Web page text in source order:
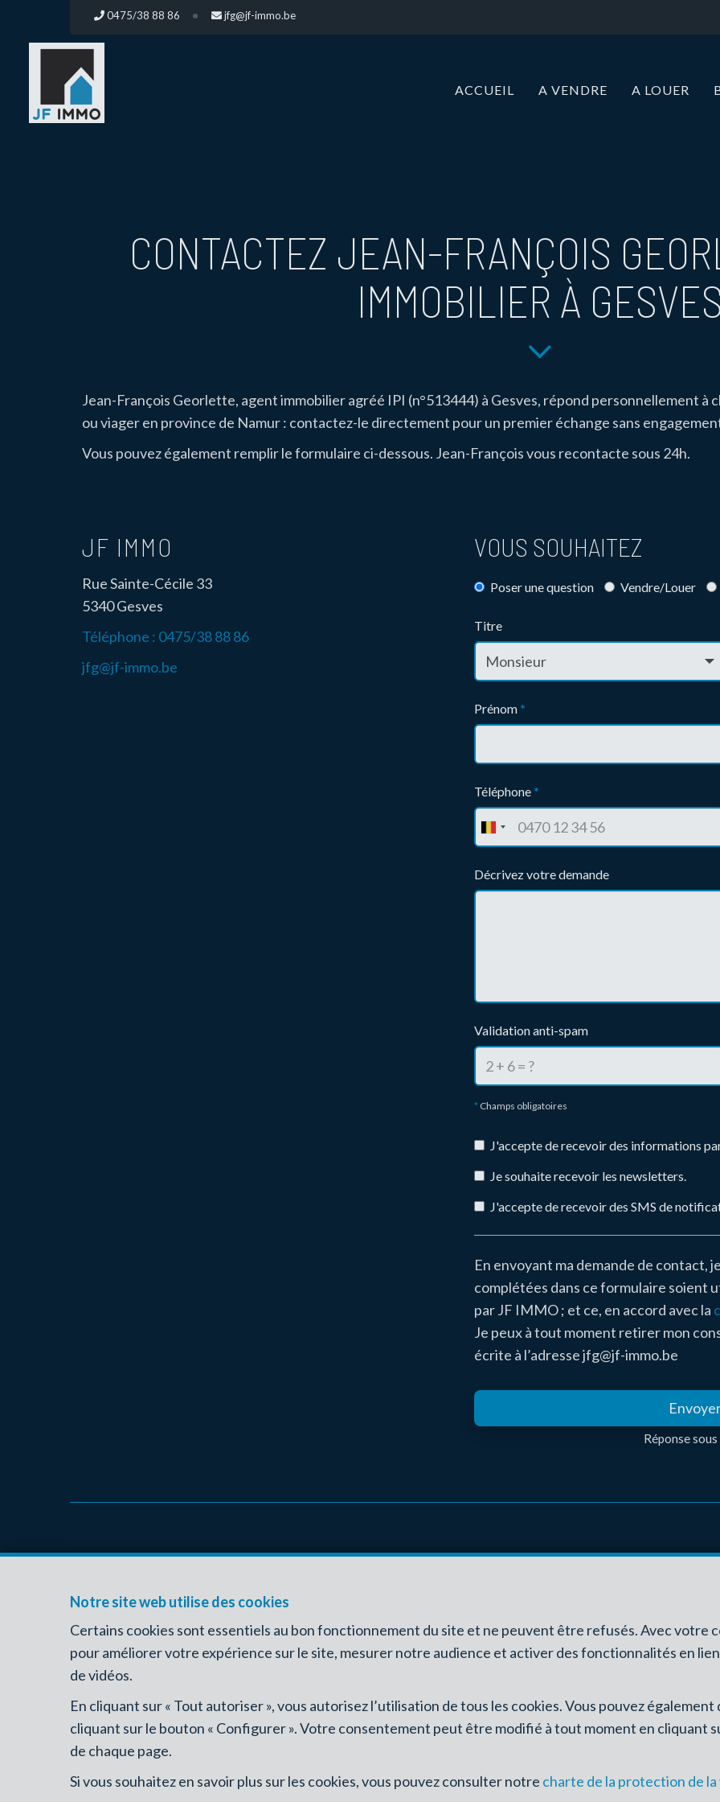
0475/38 88 86 jfg@jf-immo.be
ACCUEIL A VENDRE A LOUER
CONTACTEZ JEAN-FRANÇOIS
IMMOBILIER À GESVES
Jean-François Georlette, agent immobilier agréé IPI (n°513444) à Gesves, répond personnellement à
ou viager en province de Namur : contactez-le directement pour un premier échange sans
Vous pouvez également remplir le formulaire ci-dessous. Jean-François vous recontacte sous 24h.
JF IMMO
Rue Sainte-Cécile 33
5340 Gesves
Téléphone : 0475/38 88 86
jfg@jf-immo.be
VOUS SOUHAITEZ
Poser une question Vendre/Louer
Titre
Prénom*
Téléphone*
Décrivez votre demande
Validation anti-spam
* Champs obligatoires
J'accepte de recevoir des informations
Je souhaite recevoir les newsletters.
J'accepte de recevoir des SMS de
En envoyant ma demande de contact,
complétées dans ce formulaire soient
par JF IMMO ; et ce, en accord avec la
Je peux à tout moment retirer mon
écrite à l’adresse jfg@jf-immo.be
Réponse
Notre site web utilise des cookies
Certains cookies sont essentiels au bon fonctionnement du site et ne peuvent être refusés. Avec votre
pour améliorer votre expérience sur le site, mesurer notre audience et activer des fonctionnalités en
de vidéos.
En cliquant sur « Tout autoriser », vous autorisez l’utilisation de tous les cookies. Vous pouvez
cliquant sur le bouton « Configurer ». Votre consentement peut être modifié à tout moment en cliquant
de chaque page.
Si vous souhaitez en savoir plus sur les cookies, vous pouvez consulter notre charte de la protection de
Rue Sainte-Cécile 33
5340 Gesves
BE-0712.539.234
jfg@jf-immo.be
de contrôle:
Luxembourg
Trône 1, 1000
les activités
Conditions